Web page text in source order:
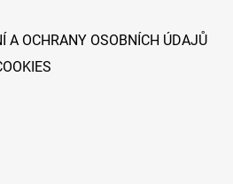
A OCHRANY OSOBNÍCH ÚDAJŮ